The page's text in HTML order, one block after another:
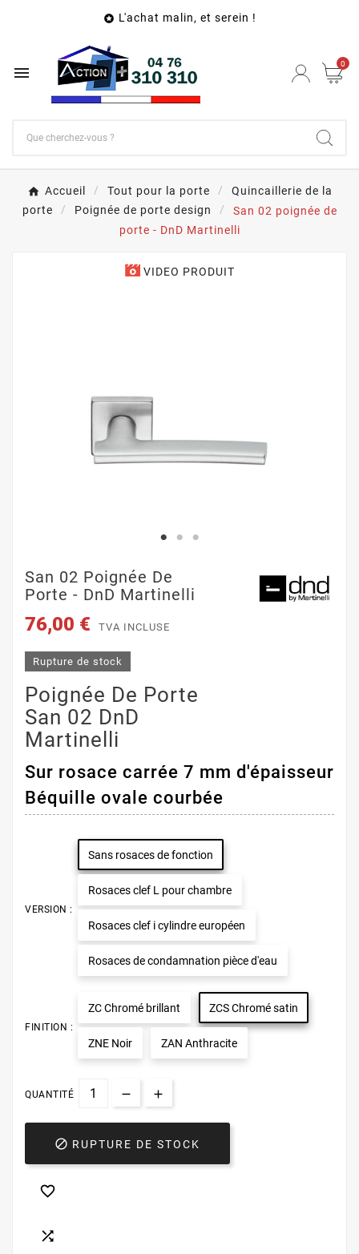
 L'achat malin, et serein !
 0
Accueil Tout pour la porte
Quincaillerie de la
porte
Poignée de porte design
San 02 poignée de
porte - DnD Martinelli
VIDEO PRODUIT
San 02 Poignée De
Porte - DnD Martinelli
76,00 € TVA INCLUSE
Rupture de stock
Poignée De Porte
San 02 DnD
Martinelli
Sur rosace carrée 7 mm d'épaisseur
Béquille ovale courbée
VERSION :
Sans rosaces de fonction
Rosaces clef L pour chambre
Rosaces clef i cylindre européen
Rosaces de condamnation pièce d'eau
FINITION :
ZC Chromé brillant ZCS Chromé satin
ZNE Noir ZAN Anthracite
QUANTITÉ
 RUPTURE DE STOCK

